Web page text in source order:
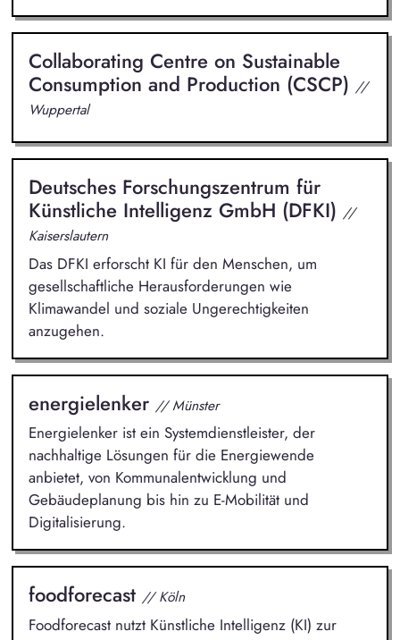
Collaborating Centre on Sustainable
Consumption and Production (CSCP) //
Wuppertal
Deutsches Forschungszentrum für
Künstliche Intelligenz GmbH (DFKI) //
Kaiserslautern
Das DFKI erforscht KI für den Menschen, um
gesellschaftliche Herausforderungen wie
Klimawandel und soziale Ungerechtigkeiten
anzugehen.
energielenker // Münster
Energielenker ist ein Systemdienstleister, der
nachhaltige Lösungen für die Energiewende
anbietet, von Kommunalentwicklung und
Gebäudeplanung bis hin zu E-Mobilität und
Digitalisierung.
foodforecast // Köln
Foodforecast nutzt Künstliche Intelligenz (KI) zur